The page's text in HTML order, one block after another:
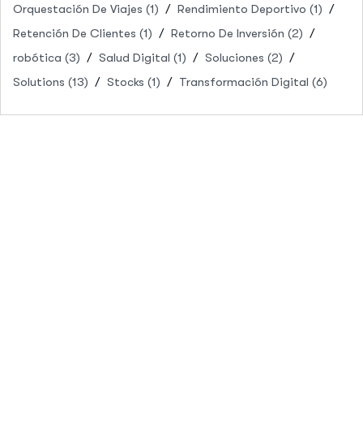
Orquestación De Viajes (1) Rendimiento Deportivo (1)
Retención De Clientes (1) Retorno De Inversión (2)
robótica (3) Salud Digital (1) Soluciones (2)
Solutions (13) Stocks (1) Transformación Digital (6)